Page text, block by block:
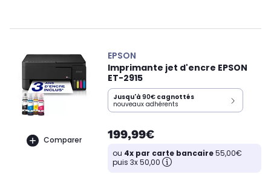
Comparer
EPSON
Imprimante jet d'encre EPSON
ET-2915
Jusqu'à 90€ cagnottés
nouveaux adhérents
199,99€
ou 4x par carte bancaire55,00€
puis 3x 50,00